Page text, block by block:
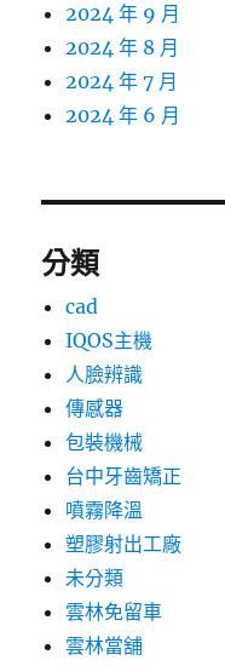
2024 年 9 月
2024 年 8 月
2024 年 7 月
2024 年 6 月
分類
cad
IQOS主機
人臉辨識
傳感器
包裝機械
台中牙齒矯正
噴霧降溫
塑膠射出工廠
未分類
雲林免留車
雲林當舖